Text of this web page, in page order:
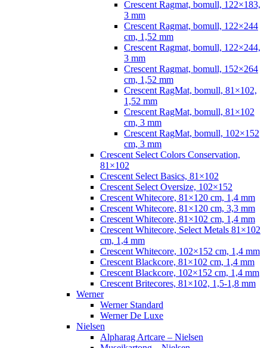
Crescent Ragmat, bomull, 122×183,
3 mm
Crescent Ragmat, bomull, 122×244
cm, 1,52 mm
Crescent Ragmat, bomull, 122×244,
3 mm
Crescent Ragmat, bomull, 152×264
cm, 1,52 mm
Crescent RagMat, bomull, 81×102,
1,52 mm
Crescent RagMat, bomull, 81×102
cm, 3 mm
Crescent RagMat, bomull, 102×152
cm, 3 mm
Crescent Select Colors Conservation,
81×102
Crescent Select Basics, 81×102
Crescent Select Oversize, 102×152
Crescent Whitecore, 81×120 cm, 1,4 mm
Crescent Whitecore, 81×120 cm, 3,3 mm
Crescent Whitecore, 81×102 cm, 1,4 mm
Crescent Whitecore, Select Metals 81×102
cm, 1,4 mm
Crescent Whitecore, 102×152 cm, 1,4 mm
Crescent Blackcore, 81×102 cm, 1,4 mm
Crescent Blackcore, 102×152 cm, 1,4 mm
Crescent Britecores, 81×102, 1,5-1,8 mm
Werner
Werner Standard
Werner De Luxe
Nielsen
Alpharag Artcare – Nielsen